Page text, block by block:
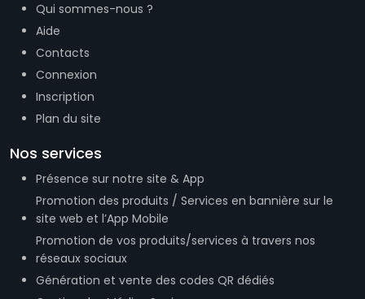
Qui sommes-nous ?
Aide
Contacts
Connexion
Inscription
Plan du site
Nos services
Présence sur notre site & App
Promotion des produits / Services en bannière sur le
site web et l’App Mobile
Promotion de vos produits/services à travers nos
réseaux sociaux
Génération et vente des codes QR dédiés